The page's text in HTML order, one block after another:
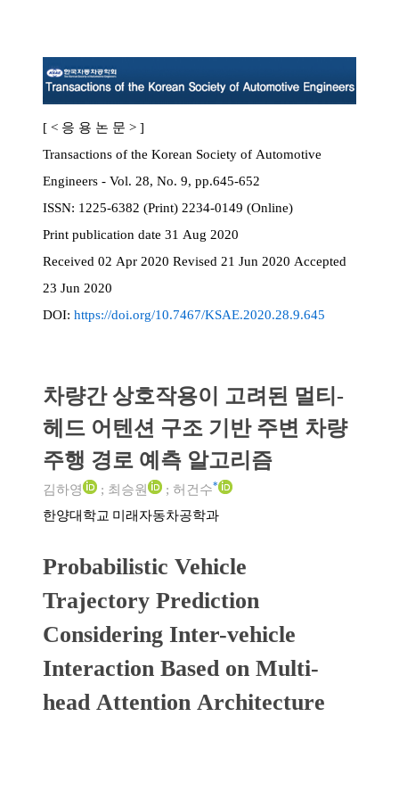
[ < 응 용 논 문 > ]
Transactions of the Korean Society of Automotive
Engineers - Vol. 28, No. 9, pp.645-652
ISSN:
1225-6382 (Print) 2234-0149 (Online)
Print publication date 31 Aug 2020
Received 02 Apr 2020 Revised 21 Jun 2020 Accepted
23 Jun 2020
DOI: https://doi.org/10.7467/KSAE.2020.28.9.645
차량간 상호작용이 고려된 멀티-
헤드 어텐션 구조 기반 주변 차량
주행 경로 예측 알고리즘
김하영 ; 최승원 ; 허건수*
한양대학교 미래자동차공학과
Probabilistic Vehicle
Trajectory Prediction
Considering Inter-vehicle
Interaction Based on Multi-
head Attention Architecture